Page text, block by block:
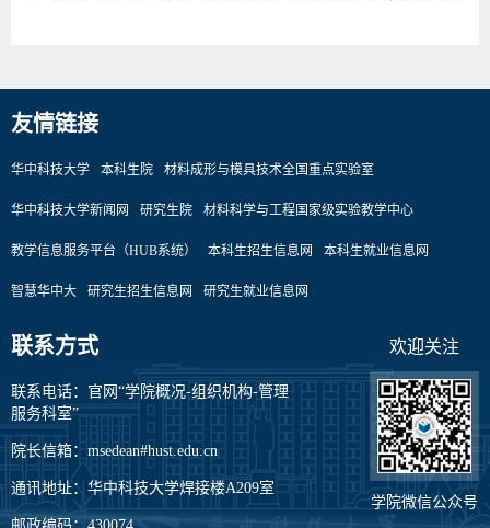
友情链接
华中科技大学 本科生院 材料成形与模具技术全国重点实验室
华中科技大学新闻网 研究生院 材料科学与工程国家级实验教学中心
教学信息服务平台（HUB系统） 本科生招生信息网 本科生就业信息网
智慧华中大 研究生招生信息网 研究生就业信息网
联系方式
联系电话：官网“学院概况-组织机构-管理
服务科室”
院长信箱：msedean#hust.edu.cn
通讯地址：华中科技大学焊接楼A209室
欢迎关注
学院微信公众号